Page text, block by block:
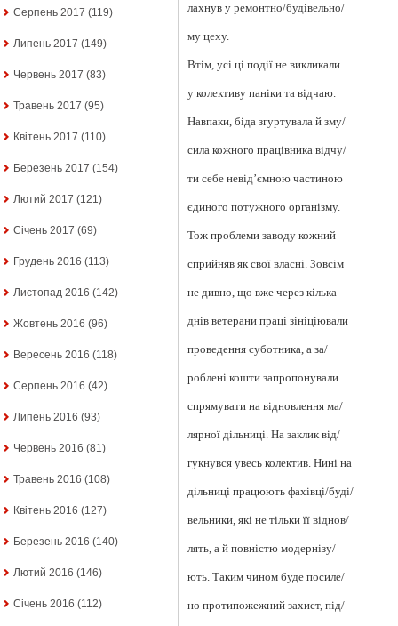
Серпень 2017 (119)
Липень 2017 (149)
Червень 2017 (83)
Травень 2017 (95)
Квітень 2017 (110)
Березень 2017 (154)
Лютий 2017 (121)
Січень 2017 (69)
Грудень 2016 (113)
Листопад 2016 (142)
Жовтень 2016 (96)
Вересень 2016 (118)
Серпень 2016 (42)
Липень 2016 (93)
Червень 2016 (81)
Травень 2016 (108)
Квітень 2016 (127)
Березень 2016 (140)
Лютий 2016 (146)
Січень 2016 (112)
лахнув у ремонтно/будівельно/
му цеху.
Втім, усі ці події не викликали
у колективу паніки та відчаю.
Навпаки, біда згуртувала й зму/
сила кожного працівника відчу/
ти себе невід’ємною частиною
єдиного потужного організму.
Тож проблеми заводу кожний
сприйняв як свої власні. Зовсім
не дивно, що вже через кілька
днів ветерани праці зініціювали
проведення суботника, а за/
роблені кошти запропонували
спрямувати на відновлення ма/
лярної дільниці. На заклик від/
гукнувся увесь колектив. Нині на
дільниці працюють фахівці/буді/
вельники, які не тільки її віднов/
лять, а й повністю модернізу/
ють. Таким чином буде посиле/
но протипожежний захист, під/